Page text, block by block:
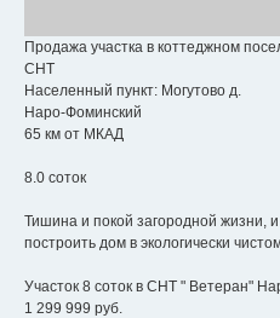
Продажа участка в коттеджном
СНТ
Населенный пункт: Могутово д.
Наро-Фоминский
65 км от МКАД
8.0 соток
Тишина и покой загородной жизни,
построить дом в экологически
Участок 8 соток в СНТ " Ветеран"
1 299 999 руб.